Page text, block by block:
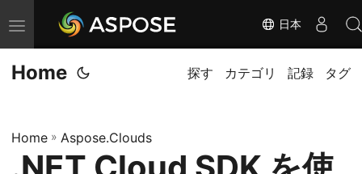
ナ
ビ
ゲ
ョ
ン
日本
Home 探す カテゴリ 記録 タグ
Home » Aspose.Clouds